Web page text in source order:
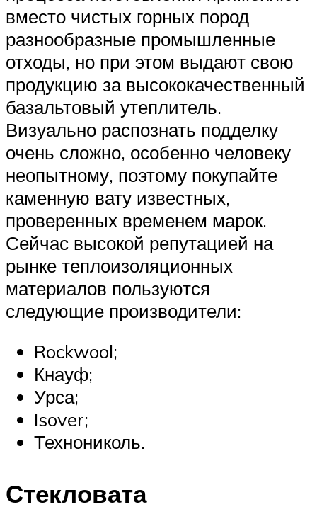
вместо чистых горных пород
разнообразные промышленные
отходы, но при этом выдают свою
продукцию за высококачественный
базальтовый утеплитель.
Визуально распознать подделку
очень сложно, особенно человеку
неопытному, поэтому покупайте
каменную вату известных,
проверенных временем марок.
Сейчас высокой репутацией на
рынке теплоизоляционных
материалов пользуются
следующие производители:
Rockwool;
Кнауф;
Урса;
Isover;
Технониколь.
Стекловата